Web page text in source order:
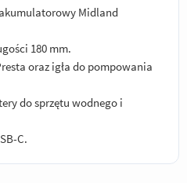
Midland
180 mm.
oraz igła do pompowania
do sprzętu wodnego i
C.